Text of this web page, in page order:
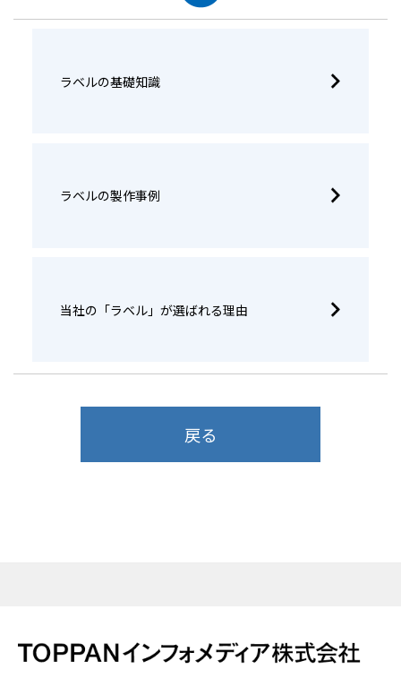
ラベルの基礎知識
ラベルの製作事例
当社の「ラベル」が選ばれる理由
戻る